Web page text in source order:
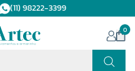
(11) 98222-3399
0